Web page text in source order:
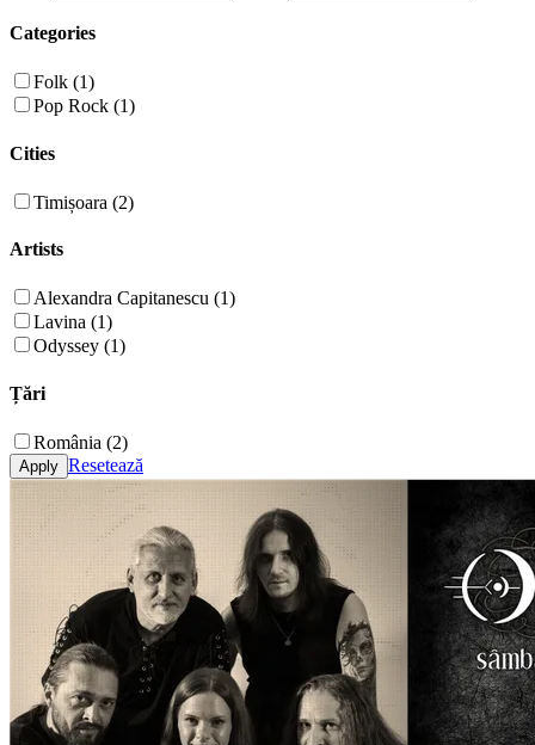
Categories
Folk (1)
Pop Rock (1)
Cities
Timișoara (2)
Artists
Alexandra Capitanescu (1)
Lavina (1)
Odyssey (1)
Țări
România (2)
Resetează